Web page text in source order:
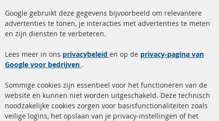
facebook
instagram
Snelle links
Roetfilter reiniging
Katalysator (KAT)
sensoren
FAQ
Kundenservice
Verzendingskosten
Contact
Annuleer contract
Google gebruikt deze gegevens bijvoorbeeld om relevantere
advertenties te tonen, je interacties met advertenties te meten
en zijn diensten te verbeteren.
Lees meer in ons privacybeleid en op de privacy-pagina van
Google voor bedrijven .
Sommige cookies zijn essentieel voor het functioneren van de
website en kunnen niet worden uitgeschakeld. Deze technisch
noodzakelijke cookies zorgen voor basisfunctionaliteiten zoals
veilige logins, het opslaan van je privacy-instellingen of het